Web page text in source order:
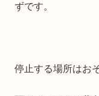
ずです。
停止する場所はお